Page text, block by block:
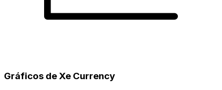
Gráficos de Xe Currency